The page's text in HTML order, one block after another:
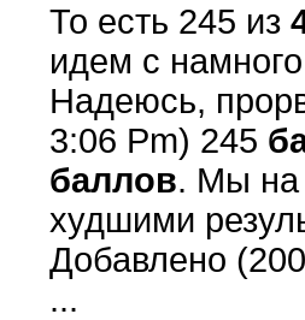
То есть 245 из
идем с
Надеюсь,
3:06 Pm) 245
баллов. Мы на
худшими
Добавлено
...